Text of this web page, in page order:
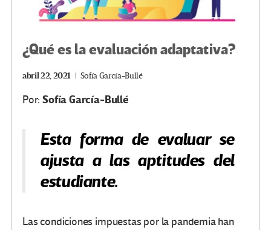
¿Qué es la evaluación adaptativa?
abril 22, 2021 Sofía García-Bullé
Por:Sofía García-Bullé
Esta forma de evaluar se
ajusta a las aptitudes del
estudiante.
Las condiciones impuestas por la pandemia han